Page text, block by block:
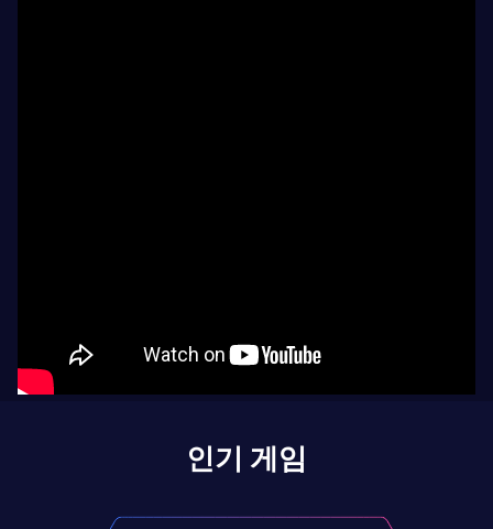
인기 게임